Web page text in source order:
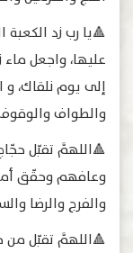
🔺يا رب زد
عليها، واجعل
إلى يوم نلقاك، و
والطواف
🔺اللهمَّ تقبّل
وعافهم وحقّق
والفرج والرضا
🔺اللهمَّ تقبّل من